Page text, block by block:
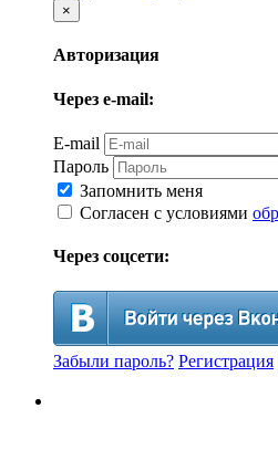
×
Авторизация
Через e-mail:
E-mail
Пароль
Запомнить меня
Согласен с условиями
Через соцсети:
Забыли пароль? Регистрация